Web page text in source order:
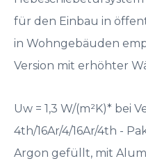
für den Einbau in
in Wohngebäuden
Version mit erhöhter
Uw = 1,3 W/(m²K)* bei
4th/16Ar/4/16Ar/4th -
Argon gefüllt, mit